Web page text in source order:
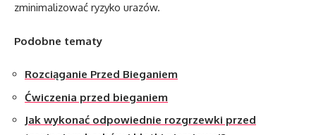
zminimalizować ryzyko urazów.
Podobne tematy
Rozciąganie Przed Bieganiem
Ćwiczenia przed bieganiem
Jak wykonać odpowiednie rozgrzewki przed